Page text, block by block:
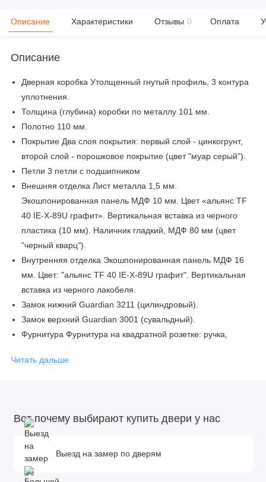
Описание Характеристики Отзывы 0 Оплата
Описание
Дверная коробка Утолщенный гнутый профиль, 3 контура
уплотнения.
Толщина (глубина) коробки по металлу 101 мм.
Полотно 110 мм.
Покрытие Два слоя покрытия: первый слой - цинкогрунт,
второй слой - порошковое покрытие (цвет "муар серый").
Петли 3 петли с подшипником
Внешняя отделка Лист металла 1,5 мм.
Экошпонированная панель МДФ 10 мм. Цвет «альянс TF
40 IE-X-89U графит». Вертикальная вставка из черного
пластика (10 мм). Наличник гладкий, МДФ 80 мм (цвет
"черный кварц").
Внутренняя отделка Экошпонированная панель МДФ 16
мм. Цвет: "альянс TF 40 IE-X-89U графит". Вертикальная
вставка из черного лакобеля.
Замок нижний Guardian 3211 (цилиндровый).
Замок верхний Guardian 3001 (сувальдный).
Фурнитура Фурнитура на квадратной розетке: ручка,
Дополнительно Евроцилиндр К-В (перфокарта).
Размер и вес блока 2050мм х 880мм - 100кг; 2050мм х
960мм - 110кг.
Упаковка (ВхШхГ) 2150мм х 1050мм х 140мм; 2150мм х
1130мм х 140мм.
Читать дальше
Вот почему выбирают купить двери у нас
Выезд на замер по дверям